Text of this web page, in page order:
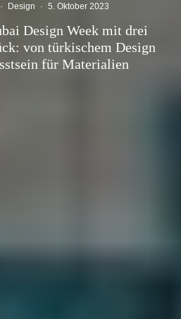
· Design · 5. Oktober 2023
Design Week mit drei
von türkischem Design
für Materialien